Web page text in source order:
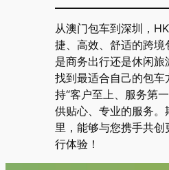
从澳门包车到深圳，
捷、高效、舒适的跨境
是商务出行还是休闲旅
找到最适合自己的包
持“客户至上、服务第
供贴心、专业的服务。
里，能够与您携手共创
行体验！